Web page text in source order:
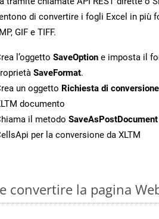
di convertire i fogli Excel in più
GIF e TIFF.
l’oggetto SaveOption e imposta il
SaveFormat.
un oggetto Richiesta di
documento
il metodo SaveAsPostDocument
per la conversione da XLTM
convertire la pagina